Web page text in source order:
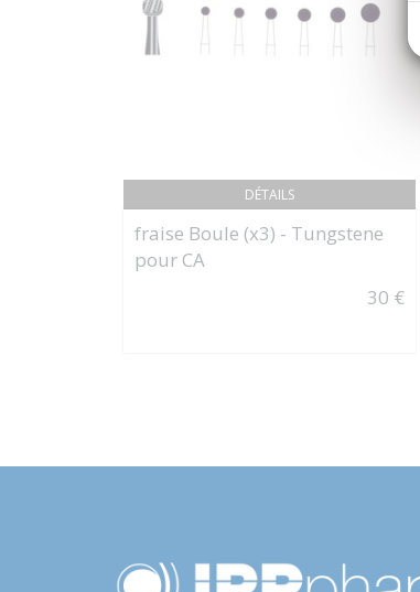
DÉTAILS
fraise Boule (x3) - Tungstene
pour CA
30 €